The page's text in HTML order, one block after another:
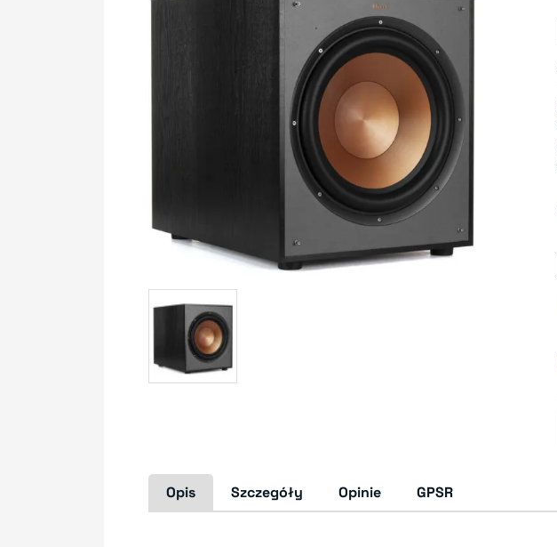
Opis Szczegóły Opinie GPSR